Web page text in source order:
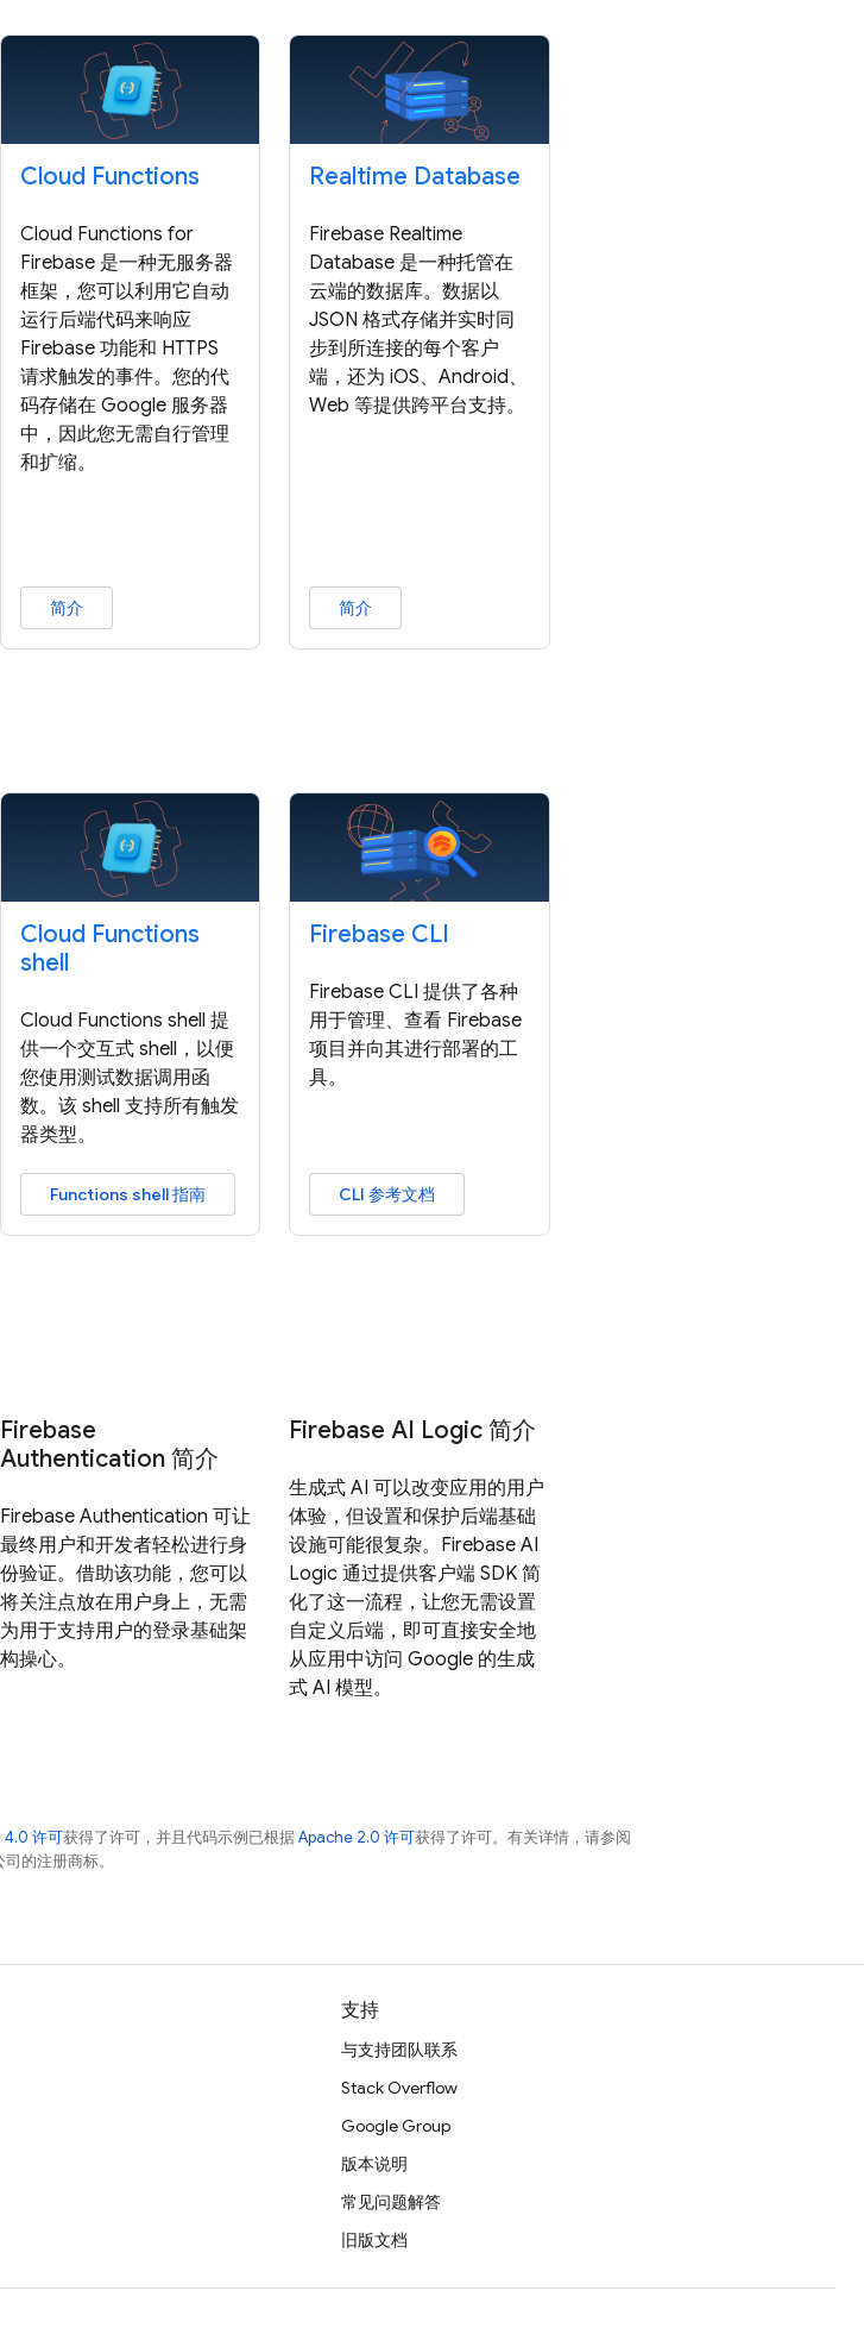
Cloud Functions
Cloud Functions for
Firebase 是一种无服务器
框架，您可以利用它自动
运行后端代码来响应
Firebase 功能和 HTTPS
请求触发的事件。您的代
码存储在 Google 服务器
中，因此您无需自行管理
和扩缩。
简介
Realtime Database
Firebase Realtime
Database 是一种托管在
云端的数据库。数据以
JSON 格式存储并实时同
步到所连接的每个客户
端，还为 iOS、Android、
Web 等提供跨平台支持。
简介
Cloud Functions
shell
Cloud Functions shell 提
供一个交互式 shell，以便
您使用测试数据调用函
数。该 shell 支持所有触发
器类型。
Functions shell 指南
Firebase CLI
Firebase CLI 提供了各种
用于管理、查看 Firebase
项目并向其进行部署的工
具。
CLI 参考文档
Firebase
Authentication 简介
Firebase Authentication 可让
最终用户和开发者轻松进行身
份验证。借助该功能，您可以
将关注点放在用户身上，无需
为用于支持用户的登录基础架
构操心。
Firebase AI Logic 简介
生成式 AI 可以改变应用的用户
体验，但设置和保护后端基础
设施可能很复杂。Firebase AI
Logic 通过提供客户端 SDK 简
化了这一流程，让您无需设置
自定义后端，即可直接安全地
从应用中访问 Google 的生成
式 AI 模型。
4.0 许可获得了许可，并且代码示例已根据Apache 2.0 许可获得了许可。有关详情，请参阅
的注册商标。
支持
与支持团队联系
Stack Overflow
Google Group
版本说明
常见问题解答
旧版文档